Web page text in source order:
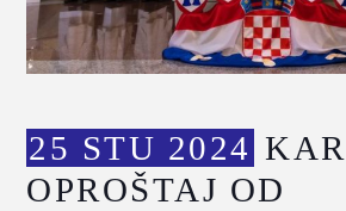
25 STU 2024
OPROŠTAJ OD